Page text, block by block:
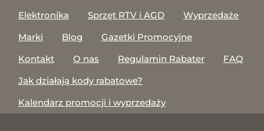
Elektronika
Sprzęt RTV i AGD
Wyprzedaże
Marki
Blog
Gazetki Promocyjne
Kontakt
O nas Regulamin Rabater
FAQ
Jak działają kody rabatowe?
Kalendarz promocji i wyprzedaży